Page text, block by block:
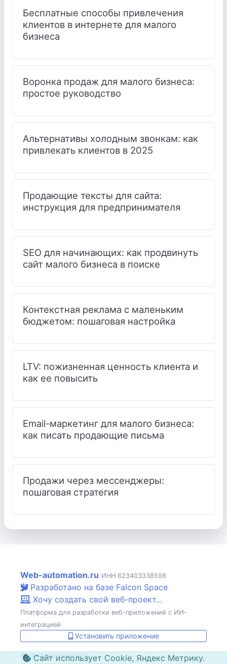
Бесплатные способы привлечения
клиентов в интернете для малого
бизнеса
Воронка продаж для малого бизнеса:
простое руководство
Альтернативы холодным звонкам: как
привлекать клиентов в 2025
Продающие тексты для сайта:
инструкция для предпринимателя
SEO для начинающих: как продвинуть
сайт малого бизнеса в поиске
Контекстная реклама с маленьким
бюджетом: пошаговая настройка
LTV: пожизненная ценность клиента и
как ее повысить
Email-маркетинг для малого бизнеса:
как писать продающие письма
Продажи через мессенджеры:
пошаговая стратегия
Web-automation.ru ИНН 623403338598
Разработано на базе Falcon Space
Хочу создать свой веб-проект...
Платформа для разработки веб-приложений с ИИ-
интеграцией
Установить приложение
Конфиденциальность
Сайт использует Cookie, Яндекс Метрику.